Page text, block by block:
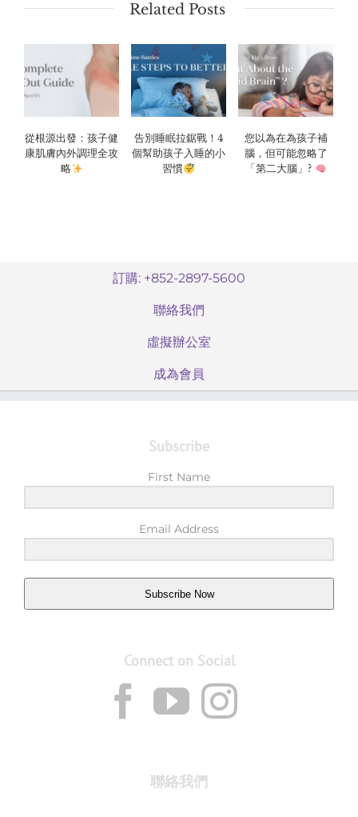
Related Posts
從根源出發：孩子健
康肌膚內外調理全攻
略
告別睡眠拉鋸戰！4
個幫助孩子入睡的小
習慣
您以為在為孩子補
腦，但可能忽略了
「第二大腦」?
訂購: +852-2897-5600
聯絡我們
虛擬辦公室
成為會員
Subscribe
First Name
Email Address
Subscribe Now
Connect on Social
聯絡我們